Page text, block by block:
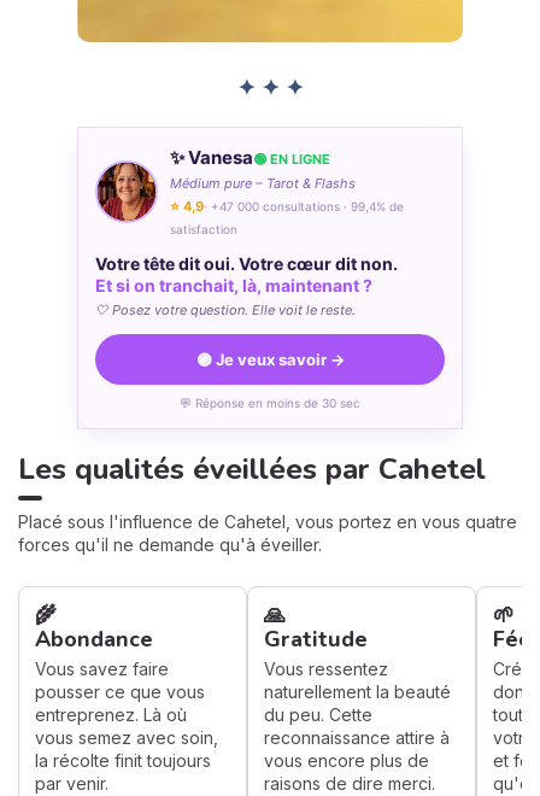
✦ ✦ ✦
✨ Vanesa🟢 EN LIGNE
Médium pure – Tarot & Flashs
⭐ 4,9· +47 000 consultations · 99,4% de
satisfaction
Votre tête dit oui. Votre cœur dit non.
Et si on tranchait, là, maintenant ?
🤍 Posez votre question. Elle voit le reste.
🟣 Je veux savoir →
💬 Réponse en moins de 30 sec
Les qualités éveillées par Cahetel
Placé sous l'influence de Cahetel, vous portez en vous quatre
forces qu'il ne demande qu'à éveiller.
🌾
Abondance
Vous savez faire
pousser ce que vous
entreprenez. Là où
vous semez avec soin,
la récolte finit toujours
par venir.
🙏
Gratitude
Vous ressentez
naturellement la beauté
du peu. Cette
reconnaissance attire à
vous encore plus de
raisons de dire merci.
🌱
votre
et